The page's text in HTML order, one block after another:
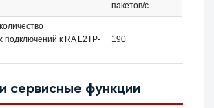
пакетов/с
к RA L2TP-
190
сервисные функции